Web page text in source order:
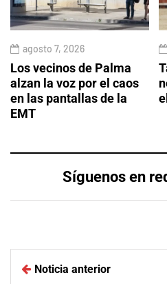
agosto 7, 2026
Los vecinos de Palma
alzan la voz por el caos
en las pantallas de la
EMT
Síguenos en
Noticia anterior